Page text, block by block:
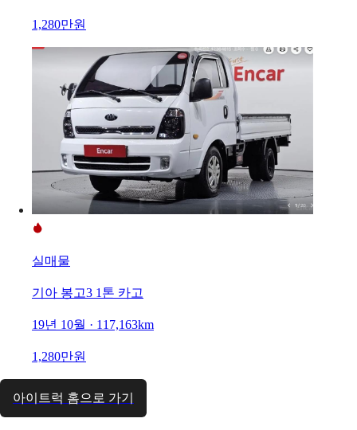
1,280만원
실매물
기아 봉고3 1톤 카고
19년 10월 · 117,163km
1,280만원
아이트럭 홈으로 가기